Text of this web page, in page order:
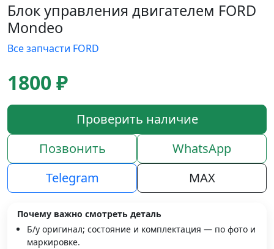
Блок управления двигателем FORD
Mondeo
Все запчасти FORD
1800 ₽
Проверить наличие
Позвонить
WhatsApp
Telegram
MAX
Почему важно смотреть деталь
Б/у оригинал; состояние и комплектация — по фото и
маркировке.